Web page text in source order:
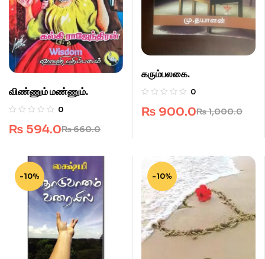
விண்ணும் மண்ணும்.
0
₨660.0
₨ 594.0
கரும்பலகை.
0
₨1,000.0
₨ 900.0
-10% -10%